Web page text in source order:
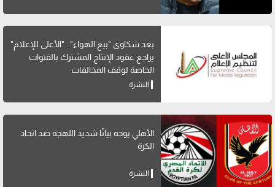
بعد شكاوى "بيع الهواء".. "الأعلى للإعلام"
يراجع عقود الإنتاج المشترك بالقنوات
الخاصة لوقف المخالفات
النشرة
الأهلي يوجه بيانًا شديد اللهجة ضد اتحاد
الكرة
النشرة